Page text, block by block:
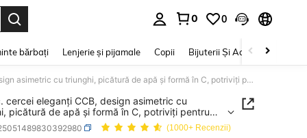
0 0
bărbați Lenjerie și pijamale Copii Bijuterii Și Accesorii
18 buc. cercei eleganți CCB, design asimetric cu triunghi, picătură de apă și formă în C, potriviți pentru purtare zilnică, cadou ideal de sărbători
cercei eleganți CCB, design asimetric cu
picătură de apă și formă în C, potriviți pentru
zilnică, cadou ideal de sărbători
(1000+ Recenzii)